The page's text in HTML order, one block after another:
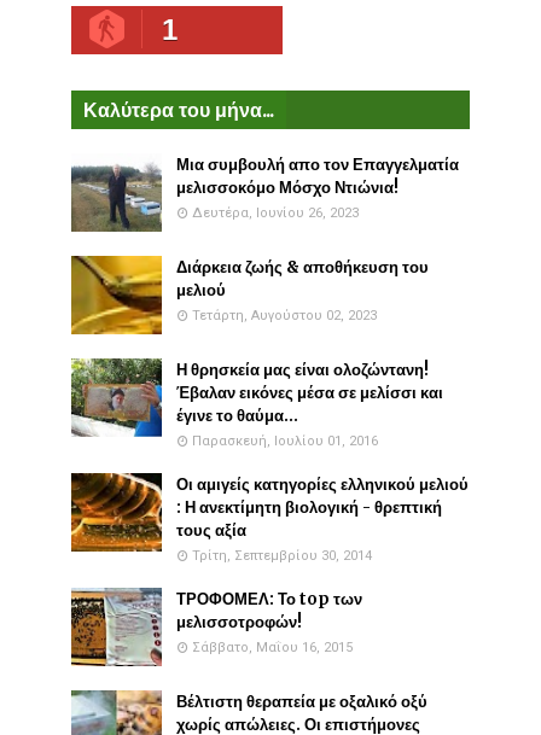
1
Καλύτερα του μήνα...
Μια συμβουλή απο τον Επαγγελματία
μελισσοκόμο Μόσχο Ντιώνια!
Δευτέρα, Ιουνίου 26, 2023
Διάρκεια ζωής & αποθήκευση του
μελιού
Τετάρτη, Αυγούστου 02, 2023
Η θρησκεία μας είναι ολοζώντανη!
Έβαλαν εικόνες μέσα σε μελίσσι και
έγινε το θαύμα...
Παρασκευή, Ιουλίου 01, 2016
Οι αμιγείς κατηγορίες ελληνικού μελιού
: Η ανεκτίμητη βιολογική - θρεπτική
τους αξία
Τρίτη, Σεπτεμβρίου 30, 2014
ΤΡΟΦΟΜΕΛ: Το top των
μελισσοτροφών!
Σάββατο, Μαΐου 16, 2015
Βέλτιστη θεραπεία με οξαλικό οξύ
χωρίς απώλειες. Οι επιστήμονες